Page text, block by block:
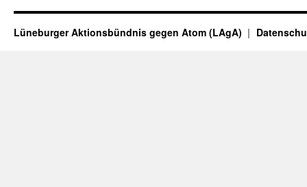
Lüneburger Aktionsbündnis gegen Atom (LAgA)